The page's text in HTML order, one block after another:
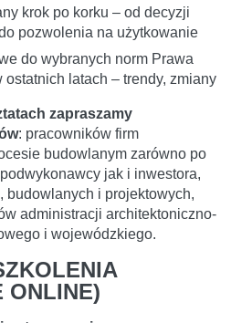
krok po korku – od decyzji
pozwolenia na użytkowanie
do wybranych norm Prawa
ostatnich latach – trendy, zmiany
zapraszamy
: pracowników firm
budowlanym zarówno po
jak i inwestora,
budowlanych i projektowych,
administracji architektoniczno-
i wojewódzkiego.
ONLINE)